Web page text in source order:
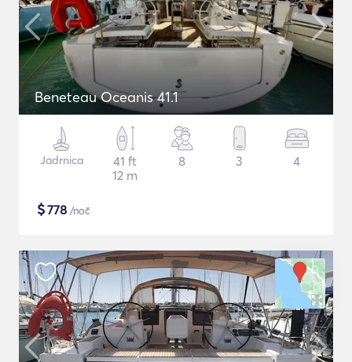
Beneteau Oceanis 41.1
Jadrnica
41 ft
12 m
8 3 4
$778 /noč